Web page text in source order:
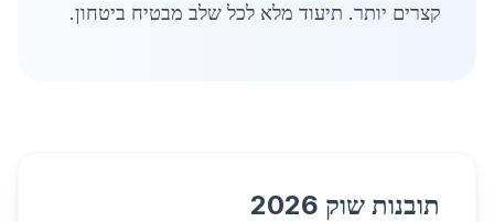
קצרים יותר. תיעוד מלא לכל שלב מבטיח ביטחון.
תובנות שוק 2026